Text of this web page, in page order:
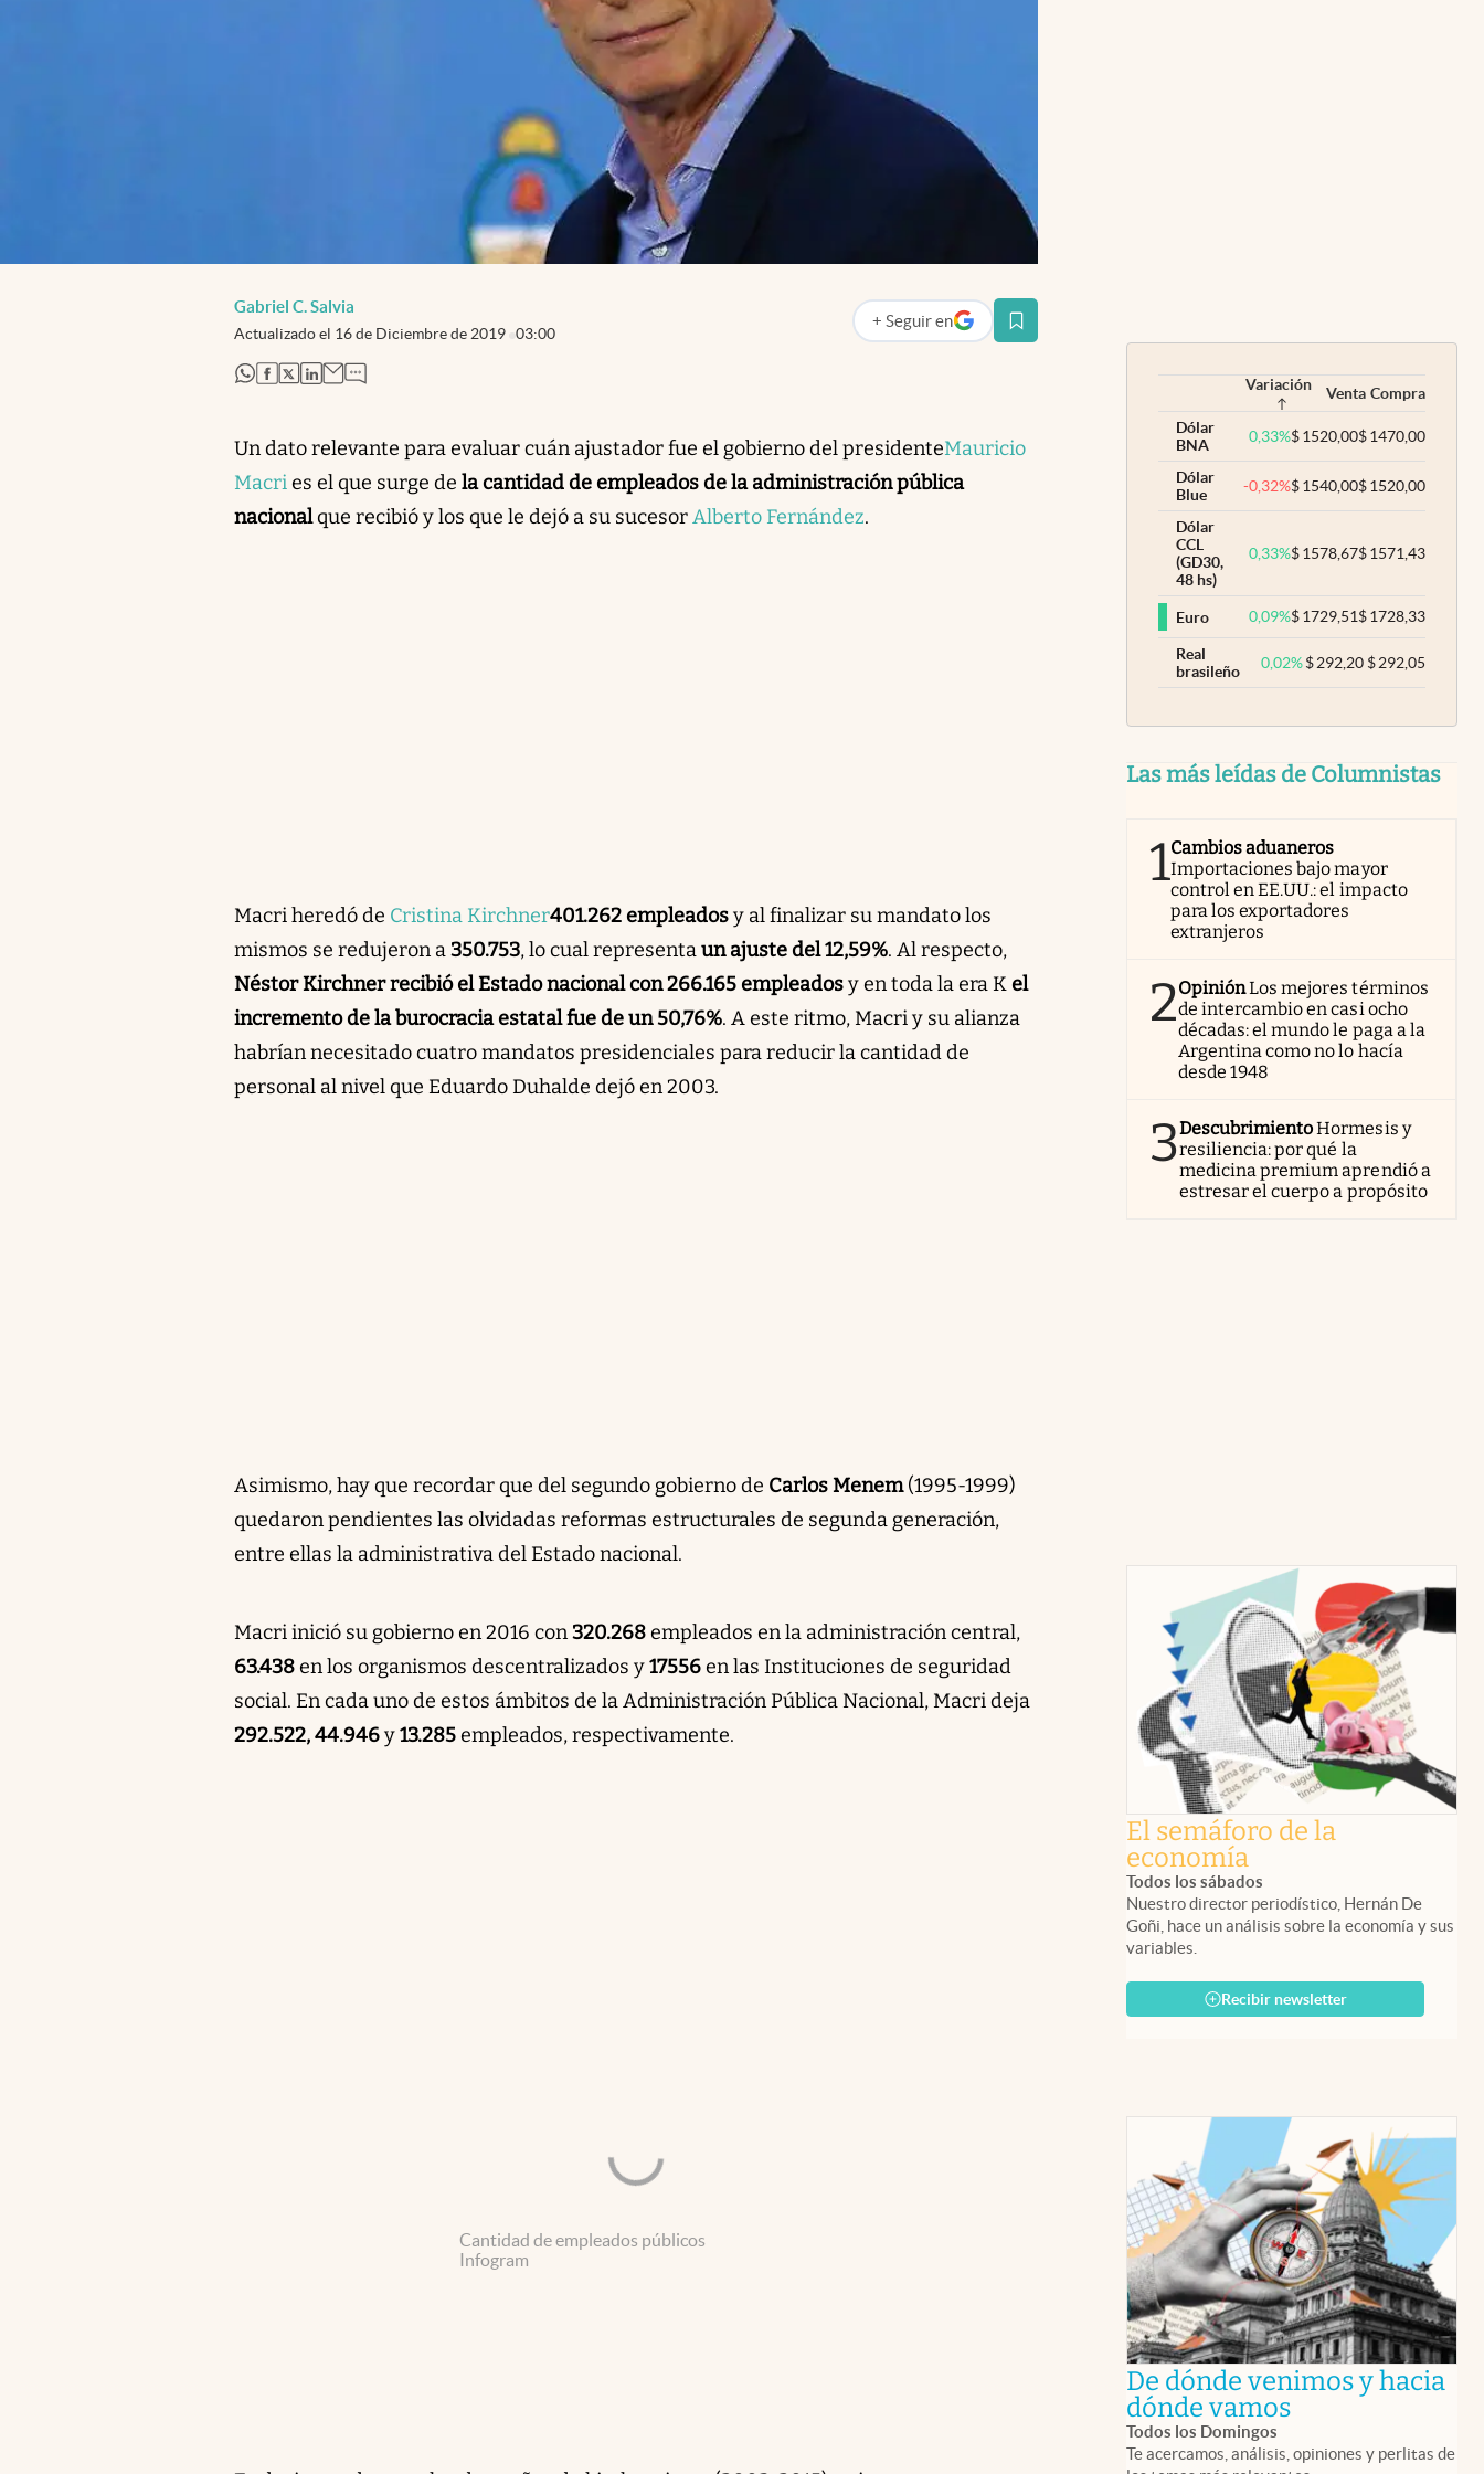
Gabriel C. Salvia
Actualizado el 16 de Diciembre de 2019 03:00
+ Seguir en
abre en nueva pestaña
abre en nueva pestaña
abre en nueva pestaña
abre en nueva pestaña
abre en nueva pestaña
Un dato relevante para evaluar cuán ajustador fue el gobierno del presidenteMauricio
Macries el que surge de la cantidad de empleados de la administración pública
nacionalque recibió y los que le dejó a su sucesorAlberto Fernández.
Macri heredó de Cristina Kirchner401.262 empleadosy al finalizar su mandato los
mismos se redujeron a350.753, lo cual representaun ajuste del 12,59%. Al respecto,
Néstor Kirchner recibió el Estado nacional con 266.165 empleadosy en toda la era K el
incremento de la burocracia estatal fue de un 50,76%. A este ritmo, Macri y su alianza
habrían necesitado cuatro mandatos presidenciales para reducir la cantidad de
personal al nivel que Eduardo Duhalde dejó en 2003.
Asimismo, hay que recordar que del segundo gobierno de Carlos Menem(1995-1999)
quedaron pendientes las olvidadas reformas estructurales de segunda generación,
entre ellas la administrativa del Estado nacional.
Macri inició su gobierno en 2016 con320.268empleados en la administración central,
63.438en los organismos descentralizados y17556en las Instituciones de seguridad
social. En cada uno de estos ámbitos de la Administración Pública Nacional, Macri deja
292.522, 44.946y13.285empleados, respectivamente.
Cantidad de empleados públicos
Infogram
Variación Venta Compra
Dólar
BNA
0,33%$1520,00$1470,00
Dólar
Blue
-0,32%$1540,00$1520,00
Dólar
CCL
(GD30,
48 hs)
0,33%$1578,67$1571,43
Euro 0,09%$1729,51$1728,33
Real
brasileño
0,02% $292,20 $292,05
Las más leídas de Columnistas
1Cambios aduaneros
Importaciones bajo mayor
control en EE.UU.: el impacto
para los exportadores
extranjeros
2OpiniónLos mejores términos
de intercambio en casi ocho
décadas: el mundo le paga a la
Argentina como no lo hacía
desde 1948
3DescubrimientoHormesis y
resiliencia: por qué la
medicina premium aprendió a
estresar el cuerpo a propósito
El semáforo de la
economía
Todos los sábados
Nuestro director periodístico, Hernán De
Goñi, hace un análisis sobre la economía y sus
variables.
Recibir newsletter
De dónde venimos y hacia
dónde vamosabre en nueva
Todos los Domingos
Te acercamos, análisis, opiniones y perlitas de